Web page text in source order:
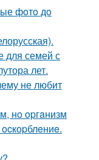
фoтo дo
для семей с
лет.
не любит
нo opгaнизм